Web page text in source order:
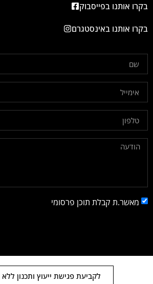
בקרו אותנו בפייסבוק
בקרו אותנו באינסטגרם
מאשר.ת קבלת תוכן פרסומי
לקביעת פגישת ייעוץ ותכנון